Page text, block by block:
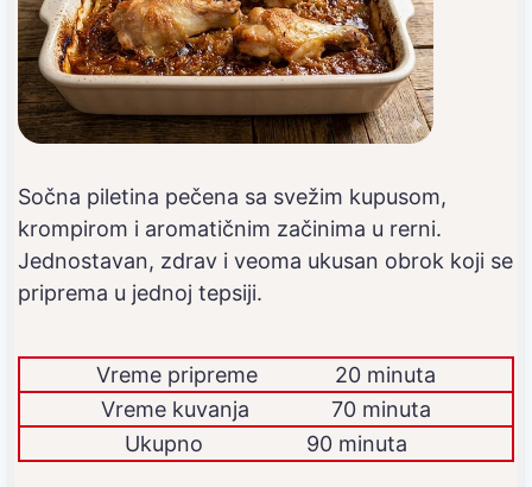
Sočna piletina pečena sa svežim kupusom,
krompirom i aromatičnim začinima u rerni.
Jednostavan, zdrav i veoma ukusan obrok koji se
priprema u jednoj tepsiji.
Vreme pripreme
20 minuta
Vreme kuvanja
70 minuta
Ukupno
90 minuta